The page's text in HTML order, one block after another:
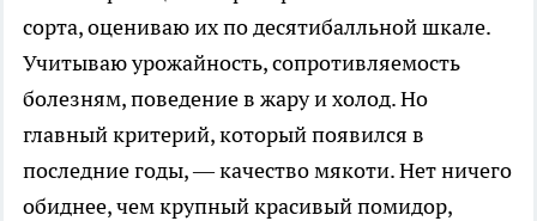
сорта, оцениваю их по десятибалльной шкале.
Учитываю урожайность, сопротивляемость
болезням, поведение в жару и холод. Но
главный критерий, который появился в
последние годы, — качество мякоти. Нет ничего
обиднее, чем крупный красивый помидор,